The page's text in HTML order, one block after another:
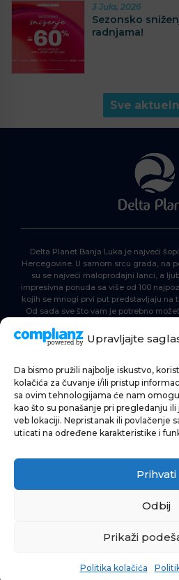
Upravljajte
Da bismo pružili najbolje iskustvo,
kolačića za čuvanje i/ili pristup
sa ovim tehnologijama će nam
kao što su ponašanje pri pregledanju
veb lokaciji. Nepristanak ili povlačenje
uticati na određene karakteristike i
Prihvati
Odbij
Prikaži
Politika kolačića
3 Jula, 2026
Sezonsko
radnjama!
Sve
Delta Planet Banja Luka je najveći
Hercegovine. U samom srcu grada, na
su se najveći maloprodajni lanci, a
impresivna ponuda sa više od 100
kojih se mnogi prvi put predstavljaju na
Od sada sve što vam je potrebno
POČETNA
ŠOPING
ZABAVA